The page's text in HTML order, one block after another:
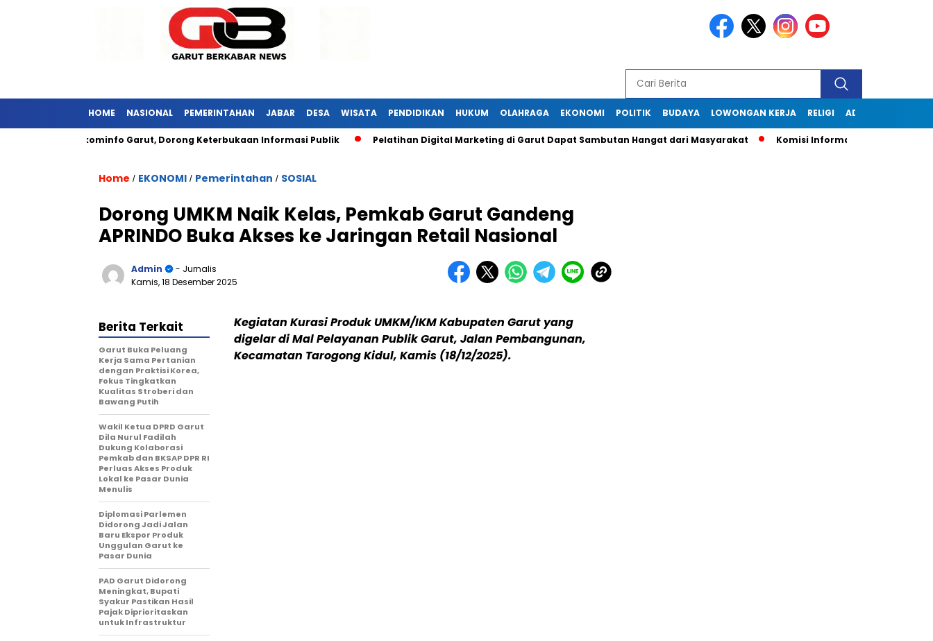
HOME NASIONAL PEMERINTAHAN JABAR DESA WISATA PENDIDIKAN HUKUM OLAHRAGA EKONOMI POLITIK BUDAYA LOWONGAN KERJA RELIGI ADVERTORIAL
Diskominfo Garut, Dorong Keterbukaan Informasi Publik Pelatihan Digital Marketing di Garut Dapat Sambutan Hangat dari Masyarakat Komisi Informasi Jabar Kunjungi
Home / EKONOMI / Pemerintahan / SOSIAL
Dorong UMKM Naik Kelas, Pemkab Garut Gandeng
APRINDO Buka Akses ke Jaringan Retail Nasional
Admin
- Jurnalis
Kamis, 18 Desember 2025
Kegiatan Kurasi Produk UMKM/IKM Kabupaten Garut yang
digelar di Mal Pelayanan Publik Garut, Jalan Pembangunan,
Kecamatan Tarogong Kidul, Kamis (18/12/2025).
Berita Terkait
Garut Buka Peluang
Kerja Sama Pertanian
dengan Praktisi Korea,
Fokus Tingkatkan
Kualitas Stroberi dan
Bawang Putih
Wakil Ketua DPRD Garut
Dila Nurul Fadilah
Dukung Kolaborasi
Pemkab dan BKSAP DPR RI
Perluas Akses Produk
Lokal ke Pasar Dunia
Menulis
Diplomasi Parlemen
Didorong Jadi Jalan
Baru Ekspor Produk
Unggulan Garut ke
Pasar Dunia
PAD Garut Didorong
Meningkat, Bupati
Syakur Pastikan Hasil
Pajak Diprioritaskan
untuk Infrastruktur